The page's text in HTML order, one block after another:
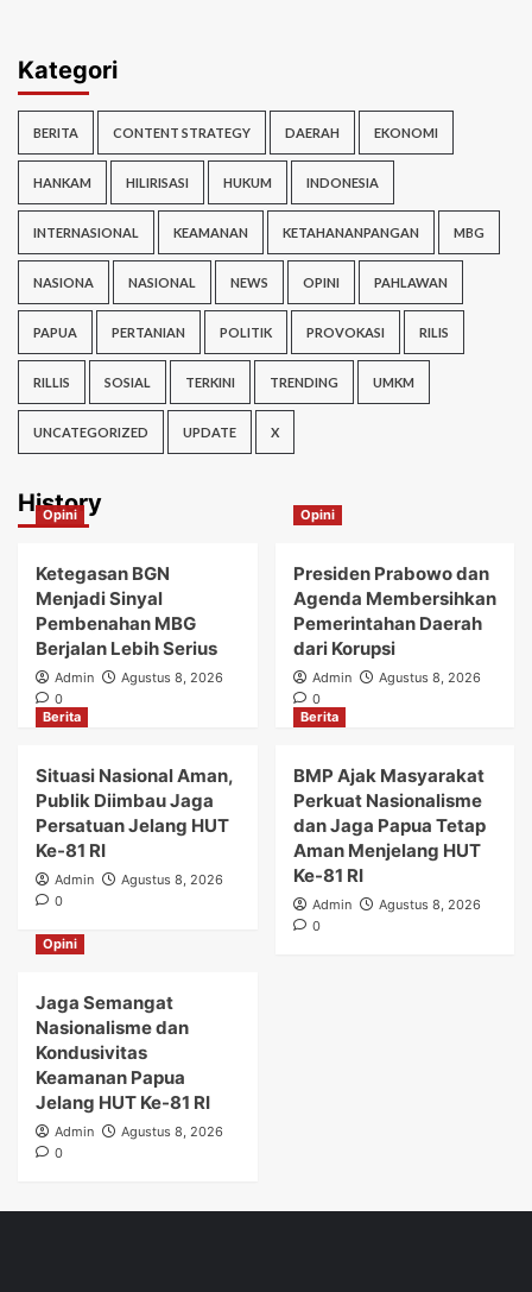
Kategori
BERITA CONTENT STRATEGY DAERAH EKONOMI
HANKAM HILIRISASI HUKUM INDONESIA
INTERNASIONAL KEAMANAN KETAHANANPANGAN MBG
NASIONA NASIONAL NEWS OPINI PAHLAWAN
PAPUA PERTANIAN POLITIK PROVOKASI RILIS
RILLIS SOSIAL TERKINI TRENDING UMKM
UNCATEGORIZED UPDATE X
History
Opini
Ketegasan BGN
Menjadi Sinyal
Pembenahan MBG
Berjalan Lebih Serius
Admin
Agustus 8, 2026
0
Opini
Presiden Prabowo dan
Agenda Membersihkan
Pemerintahan Daerah
dari Korupsi
Admin
Agustus 8, 2026
0
Berita
Situasi Nasional Aman,
Publik Diimbau Jaga
Persatuan Jelang HUT
Ke-81 RI
Admin
Agustus 8, 2026
0
Berita
BMP Ajak Masyarakat
Perkuat Nasionalisme
dan Jaga Papua Tetap
Aman Menjelang HUT
Ke-81 RI
Admin
Agustus 8, 2026
0
Opini
Jaga Semangat
Nasionalisme dan
Kondusivitas
Keamanan Papua
Jelang HUT Ke-81 RI
Admin
Agustus 8, 2026
0